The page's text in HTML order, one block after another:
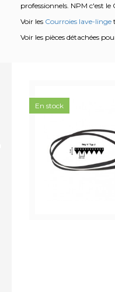
professionnels. NPM c'est
Voir les Courroies lave-linge
Voir les pièces détachées
En stock